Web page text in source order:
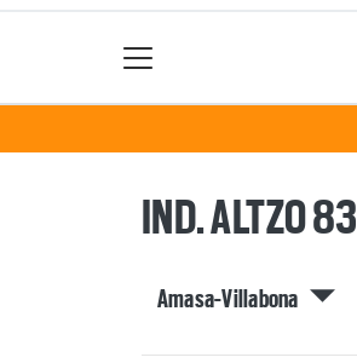
IND. ALTZO 83
Amasa-Villabona